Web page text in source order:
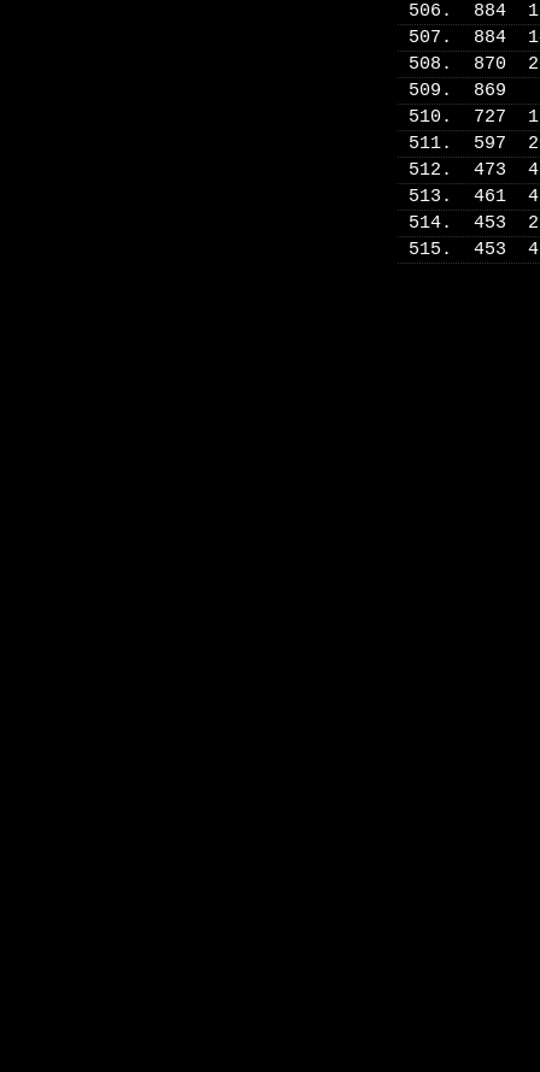
506. 884
507. 884
508. 870
509. 869
510. 727
511. 597
512. 473
513. 461
514. 453
515. 453